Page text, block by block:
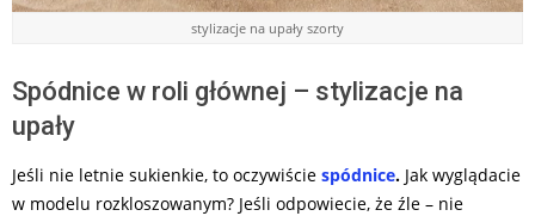
stylizacje na upały szorty
Spódnice w roli głównej – stylizacje na
upały
Jeśli nie letnie sukienkie, to oczywiście spódnice. Jak wyglądacie
w modelu rozkloszowanym? Jeśli odpowiecie, że źle – nie